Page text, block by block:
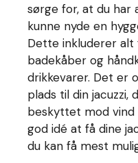
sørge for, at du har
kunne nyde en
Dette inkluderer
badekåber og
drikkevarer. Det er
plads til din
beskyttet mod vind
god idé at få dine
du kan få mest